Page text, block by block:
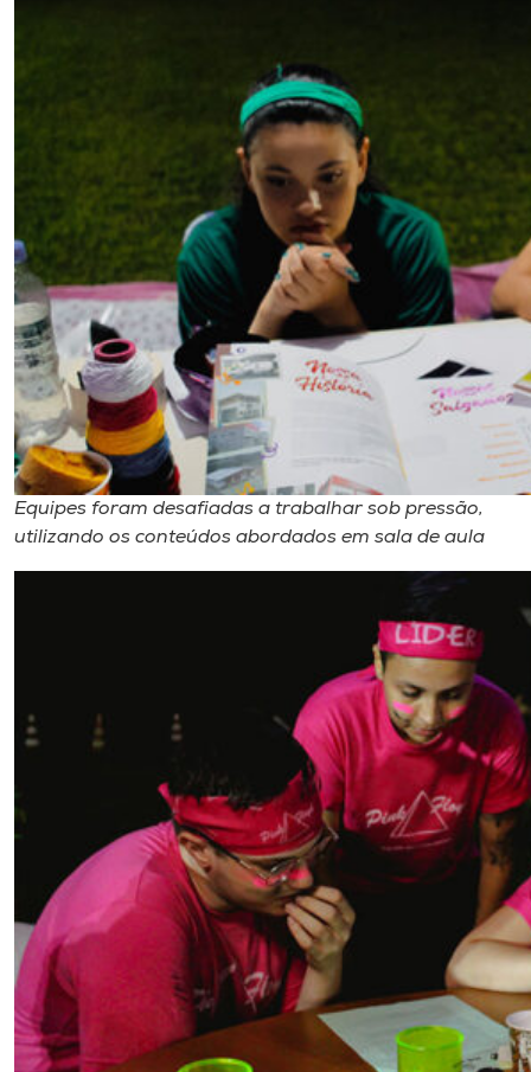
Equipes foram desafiadas a trabalhar sob pressão,
utilizando os conteúdos abordados em sala de aula